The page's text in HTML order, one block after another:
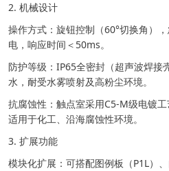
2. 机械设计
操作方式：旋钮控制（60°切换角）
电，响应时间＜50ms。
防护等级：IP65全密封（超声波焊接
水，耐受水雾喷射及高粉尘环境。
抗腐蚀性：触点室采用C5-M级电镀
适用于化工、沿海腐蚀性环境。
3. 扩展功能
模块化扩展：可搭配图例板（P1L）